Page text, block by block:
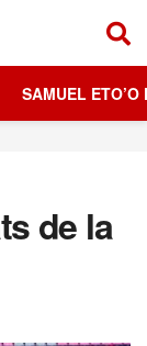
SAMUEL ETO’O
de la